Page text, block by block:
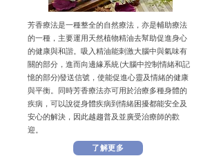
芳香療法是一種整全的自然療法，亦是輔助療法
的一種，主要運用天然植物精油去幫助促進身心
的健康與和諧。吸入精油能刺激大腦中與氣味有
關的部分，進而向邊緣系統 (大腦中控制情緒和記
憶的部分)發送信號，使能促進心靈及情緒的健康
與平衡。同時芳香療法亦可用於治療多種身體的
疾病，可以說從身體疾病到情緒困擾都能安全及
安心的解決，因此越趨普及並廣受治療師的歡
迎。
了解更多